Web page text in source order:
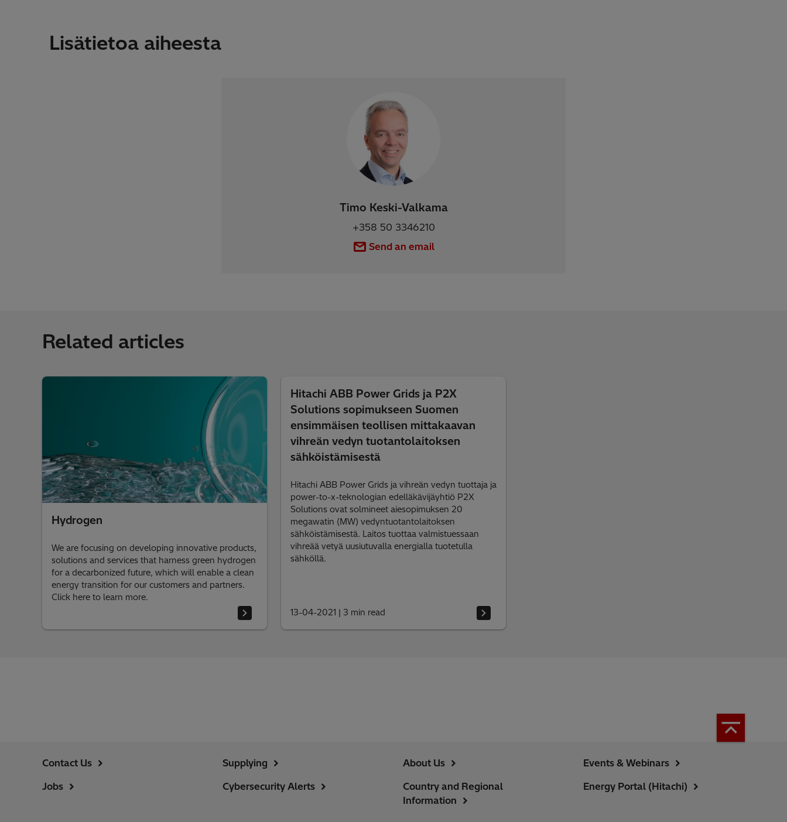
Lisätietoa aiheesta
Timo Keski-Valkama
+358 50 3346210
Send an email
Related articles
Hydrogen
We are focusing on developing innovative products,
solutions and services that harness green hydrogen
for a decarbonized future, which will enable a clean
energy transition for our customers and partners.
Click here to learn more.
Hitachi ABB Power Grids ja P2X
Solutions sopimukseen Suomen
ensimmäisen teollisen mittakaavan
vihreän vedyn tuotantolaitoksen
sähköistämisestä
Hitachi ABB Power Grids ja vihreän vedyn tuottaja ja
power-to-x-teknologian edelläkävijäyhtiö P2X
Solutions ovat solmineet aiesopimuksen 20
megawatin (MW) vedyntuotantolaitoksen
sähköistämisestä. Laitos tuottaa valmistuessaan
vihreää vetyä uusiutuvalla energialla tuotetulla
sähköllä.
13-04-2021 | 3 min read
Contact Us
Jobs
Supplying
Cybersecurity Alerts
About Us
Country and Regional
Information
Events & Webinars
Energy Portal (Hitachi)